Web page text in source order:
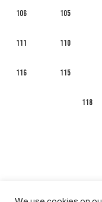
105
106
110
111
115
116
118